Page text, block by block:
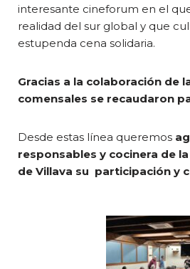
interesante cineforum en el
realidad del sur global y que
estupenda cena solidaria.
Gracias a la colaboración de
comensales se recaudaron
Desde estas línea queremos
responsables y cocinera de
de Villava su participación y